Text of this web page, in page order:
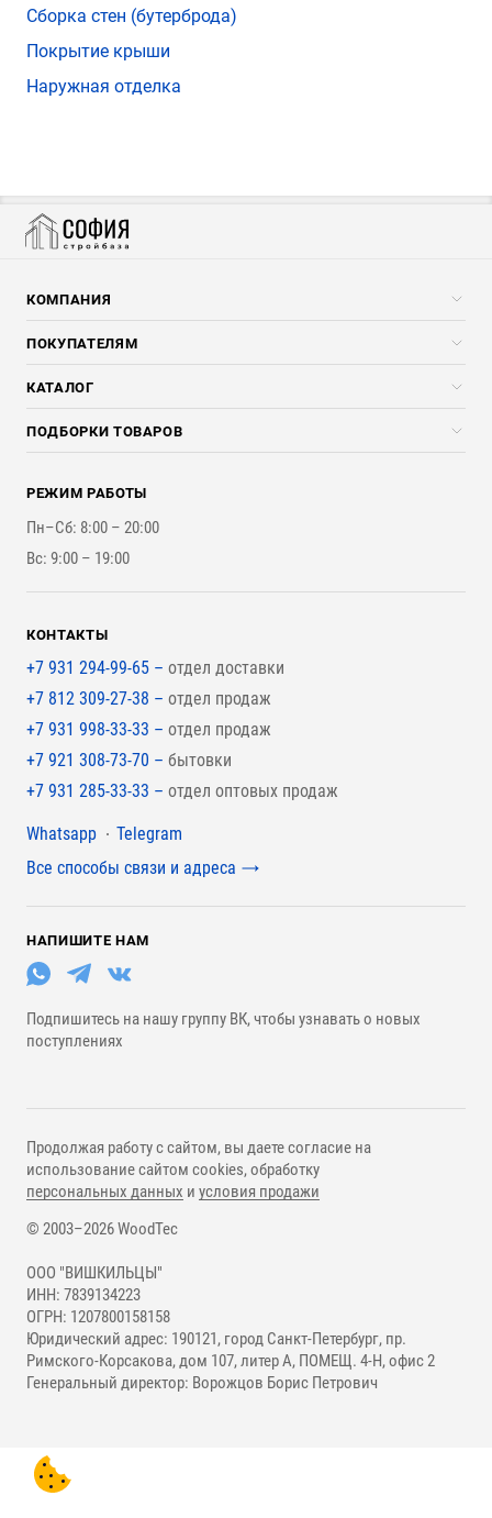
Сборка стен (бутерброда)
Покрытие крыши
Наружная отделка
КОМПАНИЯ
Компания
Услуги
ПОКУПАТЕЛЯМ
Скидки стройкомпаниям
Доставка и разгрузка
Оплата и Возврат
Наши работы
КАТАЛОГ
Погонажные изделия
Брикеты, Дрова, Стружка
Стройматериалы
Инструменты
ПОДБОРКИ ТОВАРОВ
Для бутерброда стены
Для наружной отделки
Для покрытия крыши
РЕЖИМ РАБОТЫ
Пн–Сб: 8:00 – 20:00
Вс: 9:00 – 19:00
КОНТАКТЫ
+7 931 294-99-65 – отдел доставки
+7 812 309-27-38 – отдел продаж
+7 931 998-33-33 – отдел продаж
+7 921 308-73-70 – бытовки
+7 931 285-33-33 – отдел оптовых продаж
Мессенджеры
Whatsapp
Telegram
Все способы связи и адреса
НАПИШИТЕ НАМ
Подпишитесь на нашу группу ВК, чтобы узнавать о новых
поступлениях
© 2003–2026 WoodTec
ООО "ВИШКИЛЬЦЫ"
ИНН: 7839134223
ОГРН: 1207800158158
Юридический адрес: 190121, город Санкт-Петербург, пр.
Римского-Корсакова, дом 107, литер А, ПОМЕЩ. 4-Н, офис 2
Генеральный директор: Ворожцов Борис Петрович
Продолжая работу с сайтом, вы даете согласие на
использование сайтом cookies, обработку
персональных данных и условия продажи